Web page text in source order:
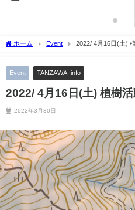
ホーム Event 2022/ 4月16日(土)
Event TANZAWA .info
2022/ 4月16日(土) 植樹
2022年3月30日